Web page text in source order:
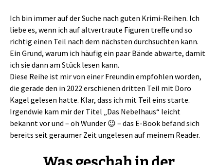
Ich bin immer auf der Suche nach guten Krimi-Reihen. Ich
liebe es, wenn ich auf altvertraute Figuren treffe und so
richtig einen Teil nach dem nächsten durchsuchten kann.
Ein Grund, warum ich häufig ein paar Bände abwarte, damit
ich sie dann am Stück lesen kann.
Diese Reihe ist mir von einer Freundin empfohlen worden,
die gerade den in 2022 erschienen dritten Teil mit Doro
Kagel gelesen hatte. Klar, dass ich mit Teil eins starte.
Irgendwie kam mir der Titel „Das Nebelhaus“ leicht
bekannt vor und – oh Wunder 😉 – das E-Book befand sich
bereits seit geraumer Zeit ungelesen auf meinem Reader.